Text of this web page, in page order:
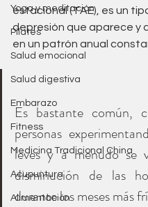
Yoga y meditación
Pilates
Salud emocional
Salud digestiva
Embarazo
Fitness
Medicina Tradicional China
Acupuntura
Alimentación
estacional (TAE), es un
depresión que aparece y
en un patrón anual
Es bastante común,
personas
leves y a menudo se
disminución de las
durante los meses más